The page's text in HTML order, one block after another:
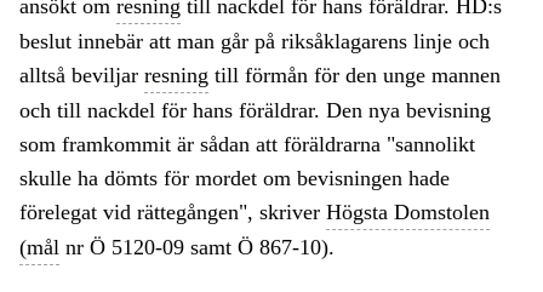
ansökt om resning till nackdel för hans föräldrar. HD:s
beslut innebär att man går på riksåklagarens linje och
alltså beviljar resning till förmån för den unge mannen
och till nackdel för hans föräldrar. Den nya bevisning
som framkommit är sådan att föräldrarna "sannolikt
skulle ha dömts för mordet om bevisningen hade
förelegat vid rättegången", skriver Högsta Domstolen
(mål nr Ö 5120-09 samt Ö 867-10).